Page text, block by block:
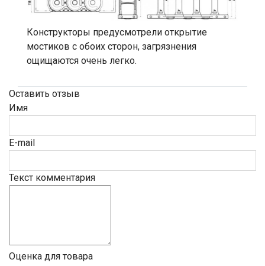
Конструкторы предусмотрели открытие
мостиков с обоих сторон, загрязнения
ощищаются очень легко.
Оставить отзыв
Имя
E-mail
Текст комментария
Оценка для товара